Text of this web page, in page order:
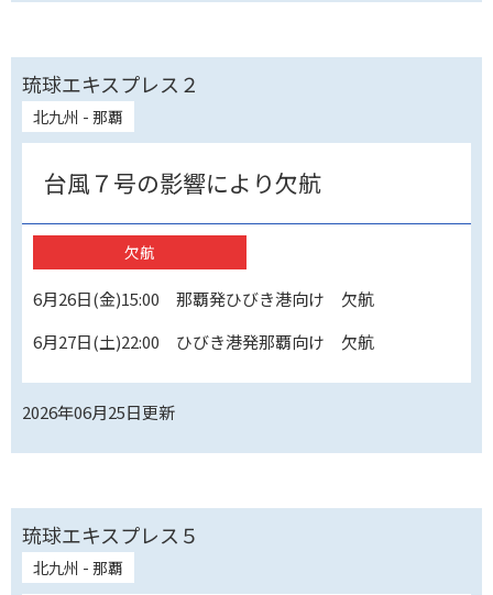
琉球エキスプレス２
北九州 - 那覇
台風７号の影響により欠航
欠航
6月26日(金)15:00 那覇発ひびき港向け 欠航
6月27日(土)22:00 ひびき港発那覇向け 欠航
2026年06月25日更新
琉球エキスプレス５
北九州 - 那覇